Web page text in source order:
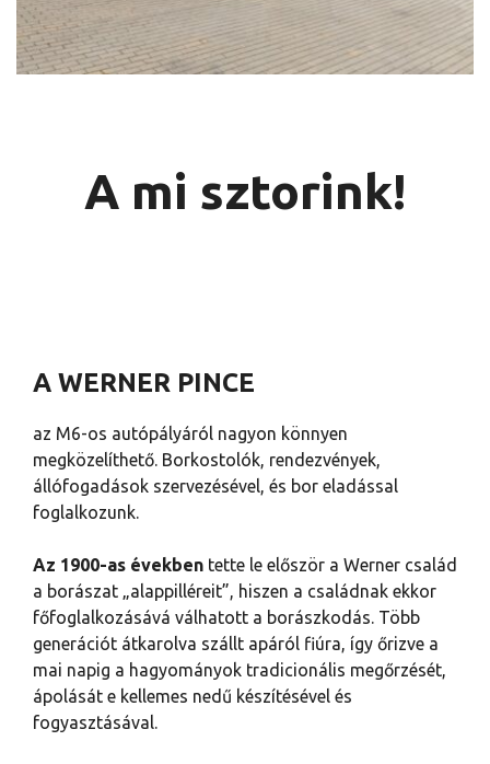
A mi sztorink!
A WERNER PINCE
az M6-os autópályáról nagyon könnyen
megközelíthető. Borkostolók, rendezvények,
állófogadások szervezésével, és bor eladással
foglalkozunk.
Az 1900-as években tette le először a Werner család
a borászat „alappilléreit”, hiszen a családnak ekkor
főfoglalkozásává válhatott a borászkodás. Több
generációt átkarolva szállt apáról fiúra, így őrizve a
mai napig a hagyományok tradicionális megőrzését,
ápolását e kellemes nedű készítésével és
fogyasztásával.